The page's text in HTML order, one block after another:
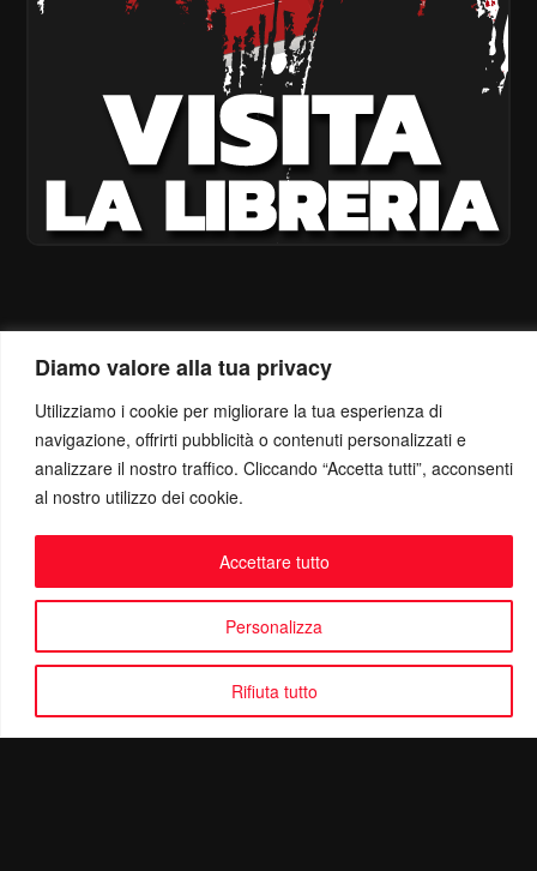
Diamo valore alla tua privacy
Utilizziamo i cookie per migliorare la tua esperienza di
navigazione, offrirti pubblicità o contenuti personalizzati e
analizzare il nostro traffico. Cliccando “Accetta tutti”, acconsenti
al nostro utilizzo dei cookie.
Personalizza
Rifiuta tutto
Accettare tutto